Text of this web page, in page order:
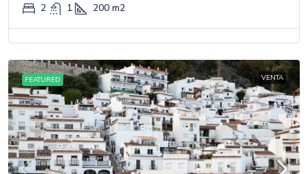
2 1 200 m2
FEATURED VENTA